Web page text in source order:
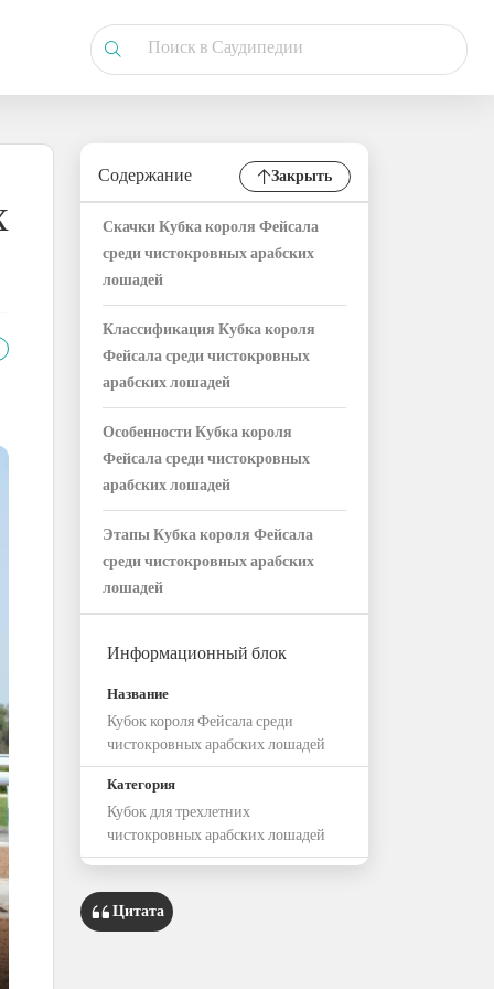
Содержание Закрыть
Скачки Кубка короля Фейсала
среди чистокровных арабских
лошадей
Классификация Кубка короля
Фейсала среди чистокровных
арабских лошадей
Особенности Кубка короля
Фейсала среди чистокровных
арабских лошадей
Этапы Кубка короля Фейсала
среди чистокровных арабских
лошадей
Информационный блок
Название
Кубок короля Фейсала среди
чистокровных арабских лошадей
Категория
Кубок для трехлетних
чистокровных арабских лошадей
2021 г.
Цитата